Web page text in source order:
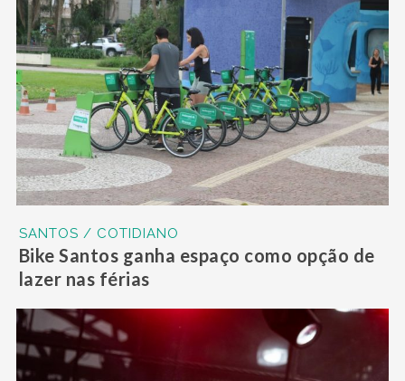
SANTOS / COTIDIANO
Bike Santos ganha espaço como opção de
lazer nas férias